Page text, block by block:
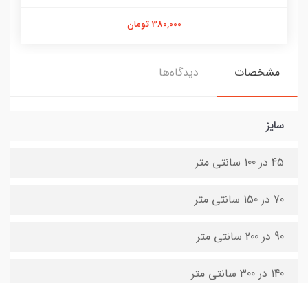
380,000 تومان
مشخصات دیدگاه‌ها
سایز
45 در 100 سانتی متر
70 در 150 سانتی متر
90 در 200 سانتی متر
140 در 300 سانتی متر